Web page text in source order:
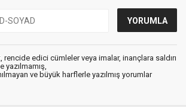
rencide edici cümleler veya imalar, inançlara saldırı
yazılmamış,
ve büyük harflerle yazılmış yorumlar